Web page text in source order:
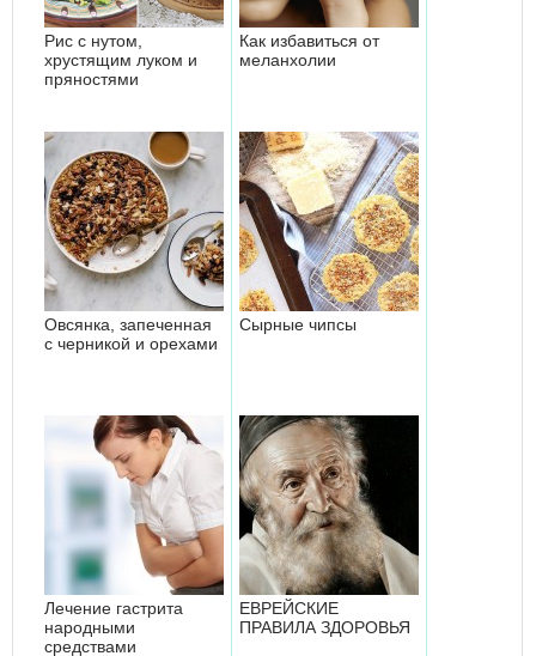
Рис с нутом,
хрустящим луком и
пряностями
Как избавиться от
меланхолии
Овсянка, запеченная
с черникой и орехами
Сырные чипсы
Лечение гастрита
народными
средствами
ЕВРЕЙСКИЕ
ПРАВИЛА ЗДОРОВЬЯ